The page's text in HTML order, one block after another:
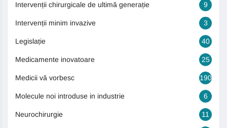
Intervenții chirurgicale de ultimă generație 9
Intervenții minim invazive 3
Legislație 40
Medicamente inovatoare 25
Medicii vă vorbesc 190
Molecule noi introduse in industrie 6
Neurochirurgie 11